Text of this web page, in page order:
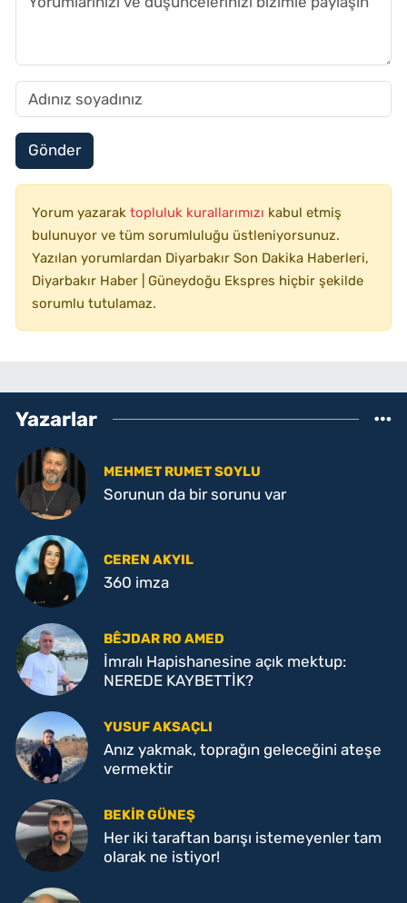
Gönder
Yorum yazarak topluluk kurallarımızı kabul etmiş
bulunuyor ve tüm sorumluluğu üstleniyorsunuz.
Yazılan yorumlardan Diyarbakır Son Dakika Haberleri,
Diyarbakır Haber | Güneydoğu Ekspres hiçbir şekilde
sorumlu tutulamaz.
Yazarlar
MEHMET RUMET SOYLU
Sorunun da bir sorunu var
CEREN AKYIL
360 imza
BÊJDAR RO AMED
İmralı Hapishanesine açık mektup:
NEREDE KAYBETTİK?
YUSUF AKSAÇLI
Anız yakmak, toprağın geleceğini ateşe
vermektir
BEKIR GÜNEŞ
Her iki taraftan barışı istemeyenler tam
olarak ne istiyor!